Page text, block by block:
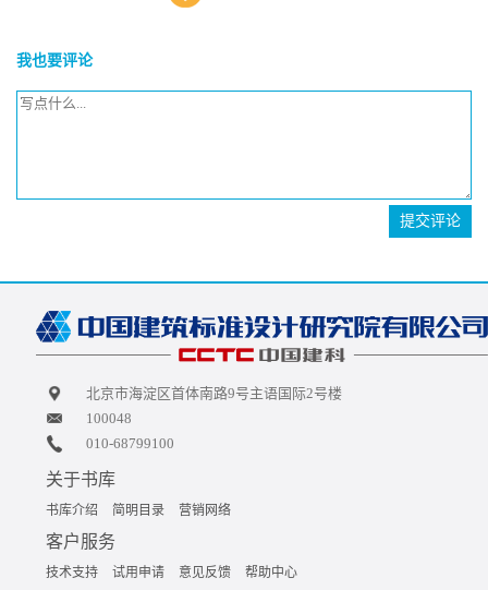
我也要评论
提交评论
北京市海淀区首体南路9号主语国际2号楼
100048
010-68799100
关于书库
书库介绍 简明目录 营销网络
客户服务
技术支持 试用申请 意见反馈 帮助中心